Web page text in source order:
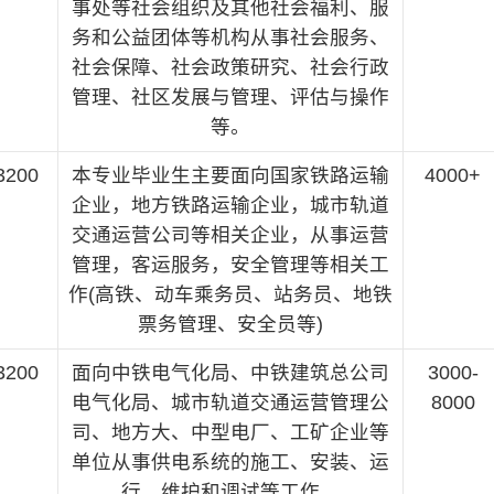
事处等社会组织及其他社会福利、服
务和公益团体等机构从事社会服务、
社会保障、社会政策研究、社会行政
管理、社区发展与管理、评估与操作
等。
本专业毕业生主要面向国家铁路运输
企业，地方铁路运输企业，城市轨道
交通运营公司等相关企业，从事运营
管理，客运服务，安全管理等相关工
作(高铁、动车乘务员、站务员、地铁
票务管理、安全员等)
4000+
面向中铁电气化局、中铁建筑总公司
电气化局、城市轨道交通运营管理公
司、地方大、中型电厂、工矿企业等
单位从事供电系统的施工、安装、运
3000-
8000